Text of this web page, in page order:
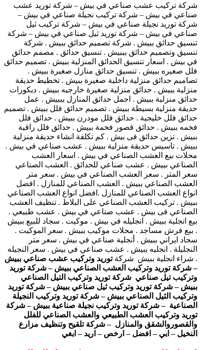
شركة تركيب عشب صناعي في بيش – شركة توريد عشب
صناعي في بيش – شركة تركيب نجيلة صناعي في بيش –
شركة توريد نجيلة صناعي في بيش – شركة تركيب ثيل
صناعي في بيش – شركة توريد ثيل صناعي في بيش – شركة
تنسيق حدائق ببيش . شركة تصميم حدائق ببيش . شركة
تنسيق وتصميم حدائق بببيش . تنسيق حدائق . مصمم حدائق
في بيش . اسعار تنسيق الحدائق المنزلية ببيش . تصميم حدائق
فلل صغيره ببيش . تنسيق حدائق منازل صغيرة ببيش .
تصاميم حدائق منزلية داخلية صغيرة ببيش . تخطيط حديقة
منزلية ببيش . حدائق منزلية صغيرة خارجيه ببيش . ديكورات
حدائق منزلية ببيش . اجمل حدائق المنازل بببيش . عمل
حديقة منزلية بسيطة ببيش . تصميم حدائق فلل ببيش . تصميم
حدائق فلل خليجية . حدائق فلل مودرن ببيش . حدائق فلل
فخمه ببيش . حدائق قصور فخمة ببيش . حدائق فلل راقية
ببيش . تزين حدائق فى بيش . كم تكلفة انشاء حديقة منزلية
ببيش . تاسيس حديقة منزلية ببيش . عشب صناعي في بيش .
محلات بيع العشب الصناعي في بيش . اسعار العشب
الصناعي ببيش . عشب صناعي للحدائق . العشب الصناعي
سعر المتر . سعر العشب الصناعي في بيش . سعر متر
العشب الصناعي ببيش . العشب الصناعي للمنازل . افضل
انواع العشب الصناعي للمنازل .افضل انواع العشب الصناعي
ببيش . تركيب العشب الصناعي على البلاط . تنظيف العشب
الصناعي فى بيش . عشب صناعي في بيش . عشب طبيعي .
بيع انجلية ببيش . انجليله في بيش . موكيت . سجاد للبيع ببيش
. بيع فرش مساجد . محلات موكيب ببيش . سعر الموكيت .
سجاد ايراني ببيش . أنجلية صناعي في بيش . سعر متر
النجليلة . انجليه ببيش . عشب صناعي في بيش . سعر النجيله
. شراء انجلية ببيش شركةتوريد وتركيب عشب صناعي ببيش
– شركة توريد وتركيب العشب الصناعي ببيش – شركة توريد
وتركيب تيل صناعي شركة توريد وتركيب التيل الصناعي
ببيش – شركة توريد وتركيب ثيل صناعي ببيش – شركة توريد
وتركيب الثيل الصناعي ببيش – شركة توريد وتركيب النجيلة
الصناعية – شركة توريد وتركيب نجيلة صناعية ببيش – شركة
توريد وتركيب العشب الطبيعي والعشب الصناعي للفلل
والقصوروالشقق والمنازل – شركة تلقيح وتنظيف مزارع
النخيل – ابي – افضل – ارخص – اريد – ابغي